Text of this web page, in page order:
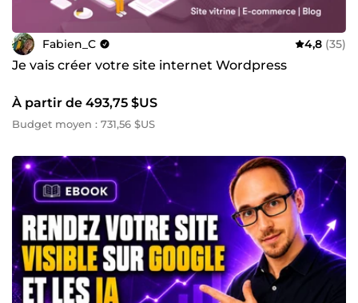
Fabien_C 4,8 (35)
Je vais créer votre site internet Wordpress
À partir de 493,75 $US
Budget moyen : 731,56 $US